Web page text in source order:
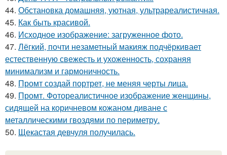
44. Обстановка домашняя, уютная, ультрареалистичная.
45. Как быть красивой.
46. Исходное изображение: загруженное фото.
47. Лёгкий, почти незаметный макияж подчёркивает
естественную свежесть и ухоженность, сохраняя
минимализм и гармоничность.
48. Промт создай портрет, не меняя черты лица.
49. Промт. Фотореалистичное изображение женщины,
сидящей на коричневом кожаном диване с
металлическими гвоздями по периметру.
50. Щекастая девчуля получилась.